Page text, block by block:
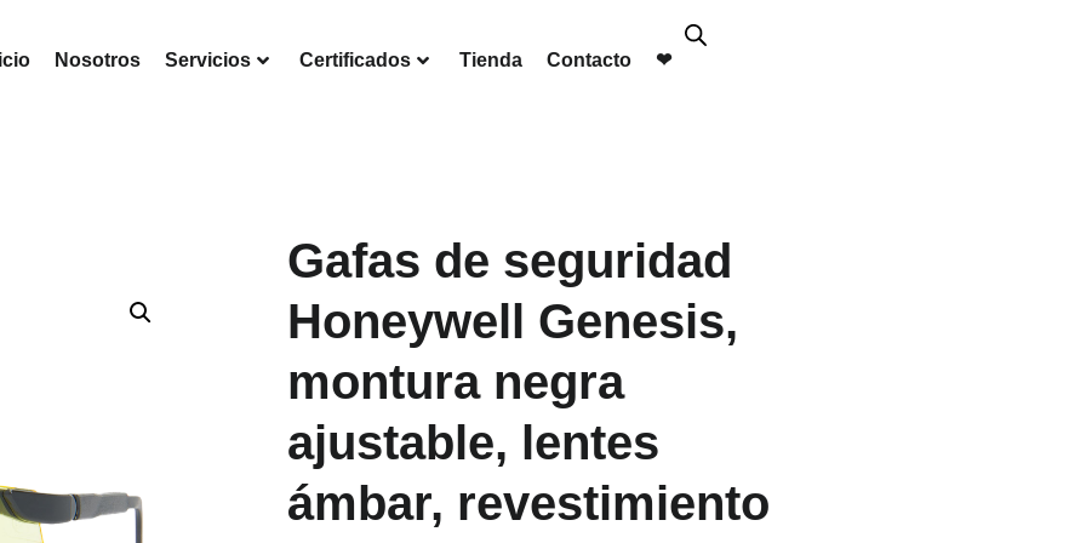
Nosotros Servicios Certificados Tienda Contacto ❤︎
Gafas de seguridad
Honeywell Genesis,
montura negra
ajustable, lentes
ámbar, revestimiento